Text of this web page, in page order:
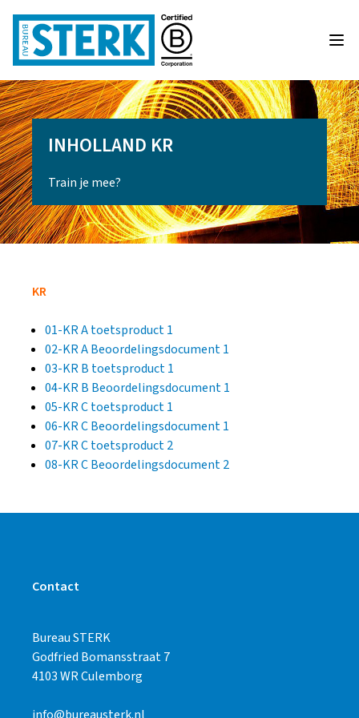
INHOLLAND KR
Train je mee?
KR
01-KR A toetsproduct 1
02-KR A Beoordelingsdocument 1
03-KR B toetsproduct 1
04-KR B Beoordelingsdocument 1
05-KR C toetsproduct 1
06-KR C Beoordelingsdocument 1
07-KR C toetsproduct 2
08-KR C Beoordelingsdocument 2
Contact
Bureau STERK
Godfried Bomansstraat 7
4103 WR Culemborg